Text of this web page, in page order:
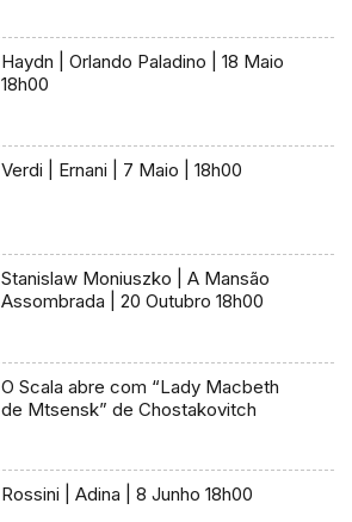
Haydn | Orlando Paladino | 18 Maio
18h00
Verdi | Ernani | 7 Maio | 18h00
Stanislaw Moniuszko | A Mansão
Assombrada | 20 Outubro 18h00
O Scala abre com “Lady Macbeth
de Mtsensk” de Chostakovitch
Rossini | Adina | 8 Junho 18h00